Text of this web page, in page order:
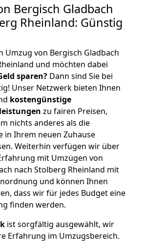
Bergisch Gladbach
Rheinland: Günstig
Umzug von Bergisch Gladbach
und möchten dabei
sparen? Dann sind Sie bei
Unser Netzwerk bieten Ihnen
kostengünstige
zu fairen Preisen,
nichts anderes als die
in Ihrem neuen Zuhause
Weiterhin verfügen wir über
mit Umzügen von
nach Stolberg Rheinland mit
und können Ihnen
dass wir für jedes Budget eine
finden werden.
ist sorgfältig ausgewählt, wir
Erfahrung im Umzugsbereich.